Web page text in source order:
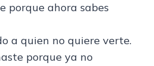
porque ahora sabes
a quien no quiere verte.
porque ya no